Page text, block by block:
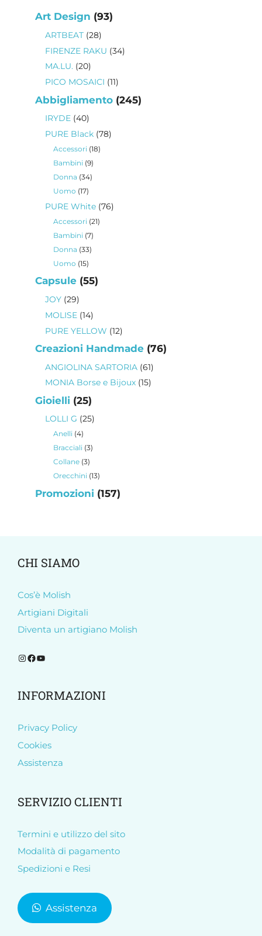
Art Design 9393
ARTBEAT 2828
prodotti
FIRENZE RAKU 3434
MA.LU. 2020
prodotti
PICO MOSAICI 1111
Abbigliamento 245245
IRYDE 4040
prodotti
PURE Black 7878
Accessori 1818
Bambini 99
prodotti
Donna 3434
Uomo 1717
prodotti
PURE White 7676
Accessori 2121
Bambini 77
prodotti
Donna 3333
Uomo 1515
Capsule 5555
JOY 2929
prodotti
MOLISE 1414
prodotti
PURE YELLOW 1212
Creazioni Handmade 7676
ANGIOLINA SARTORIA 6161
MONIA Borse e Bijoux 1515
Gioielli 2525
prodotti
LOLLI G 2525
Anelli 44
prodotti
Bracciali 33
Collane 33
prodotti
Orecchini 1313
Promozioni 157157
CHI SIAMO
Cos’è Molish
Artigiani Digitali
Diventa un artigiano Molish
Segui Molish su Instagram
Segui Molish su Facebook
Iscriviti al nostro canale YouTube
INFORMAZIONI
Privacy Policy
Cookies
Assistenza
SERVIZIO CLIENTI
Termini e utilizzo del sito
Modalità di pagamento
Spedizioni e Resi
Assistenza